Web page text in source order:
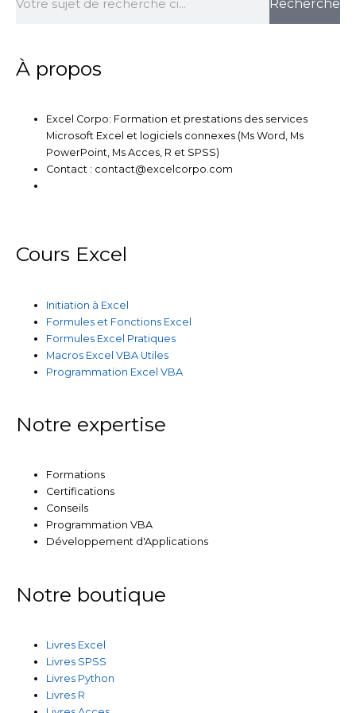
o
k
r e
e
d
n
t
e
r
o
o
k
b
e
g
r
a
Recherche
À propos
Excel Corpo: Formation et prestations des services
Microsoft Excel et logiciels connexes (Ms Word, Ms
PowerPoint, Ms Acces, R et SPSS)
Contact : contact@excelcorpo.com
Cours Excel
Initiation à Excel
Formules et Fonctions Excel
Formules Excel Pratiques
Macros Excel VBA Utiles
Programmation Excel VBA
Notre expertise
Formations
Certifications
Conseils
Programmation VBA
Développement d'Applications
Notre boutique
Livres Excel
Livres SPSS
Livres Python
Livres R